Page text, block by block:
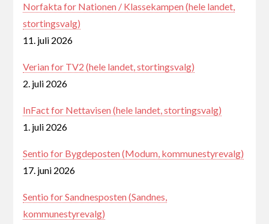
Norfakta for Nationen / Klassekampen (hele landet,
stortingsvalg)
11. juli 2026
Verian for TV2 (hele landet, stortingsvalg)
2. juli 2026
InFact for Nettavisen (hele landet, stortingsvalg)
1. juli 2026
Sentio for Bygdeposten (Modum, kommunestyrevalg)
17. juni 2026
Sentio for Sandnesposten (Sandnes,
kommunestyrevalg)